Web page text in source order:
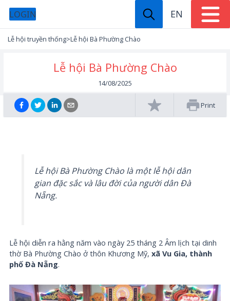
LOGIN EN
Lễ hội truyền thống>Lễ hội Bà Phường Chào
Lễ hội Bà Phường Chào
14/08/2025
Print
Lễ hội Bà Phường Chào là một lễ hội dân
gian đặc sắc và lâu đời của người dân Đà
Nẵng.
Lễ hội diễn ra hằng năm vào ngày 25 tháng 2 Âm lịch tại dinh
thờ Bà Phường Chào ở thôn Khương Mỹ,xã Vu Gia, thành
phố Đà Nẵng.